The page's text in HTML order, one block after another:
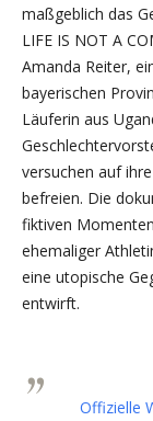
maßgeblich das
LIFE IS NOT A
Amanda Reiter,
bayerischen
Läuferin aus
versuchen auf
befreien. Die
fiktiven
ehemaliger
eine utopische
entwirft.
Offizielle